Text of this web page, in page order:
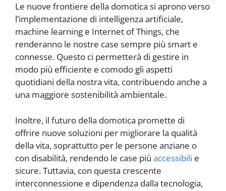
Le nuove frontiere della domotica si aprono verso
l’implementazione di intelligenza artificiale,
machine learning e Internet of Things, che
renderanno le nostre case sempre più smart e
connesse. Questo ci permetterà di gestire in
modo più efficiente e comodo gli aspetti
quotidiani della nostra vita, contribuendo anche a
una maggiore sostenibilità ambientale.
Inoltre, il futuro della domotica promette di
offrire nuove soluzioni per migliorare la qualità
della vita, soprattutto per le persone anziane o
con disabilità, rendendo le case più accessibili e
sicure. Tuttavia, con questa crescente
interconnessione e dipendenza dalla tecnologia,